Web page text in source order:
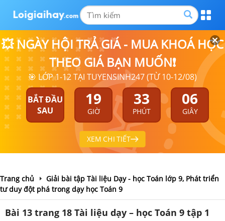
💥 NGÀY HỘI TRẢ GIÁ - MUA KHOÁ HỌC
THEO GIÁ BẠN MUỐN❗
🎯 LỚP 1-12 TẠI TUYENSINH247 (TỪ 10-12/08)
BẮT ĐẦU
SAU
19
GIỜ
33
PHÚT
06
GIÂY
XEM CHI TIẾT
Trang chủ
Giải bài tập Tài liệu Dạy - học Toán lớp 9, Phát triển
tư duy đột phá trong dạy học Toán 9
Bài 13 trang 18 Tài liệu dạy – học Toán 9 tập 1